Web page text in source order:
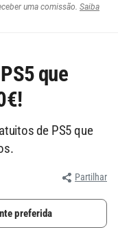
uma comissão. Saiba
que
de PS5 que
Partilhar
preferida